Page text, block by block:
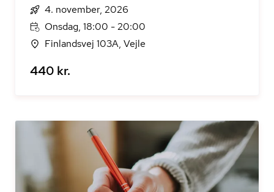
4. november, 2026
Onsdag, 18:00 - 20:00
Finlandsvej 103A, Vejle
440 kr.